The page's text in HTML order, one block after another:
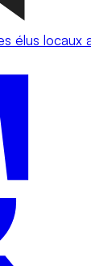
élus locaux